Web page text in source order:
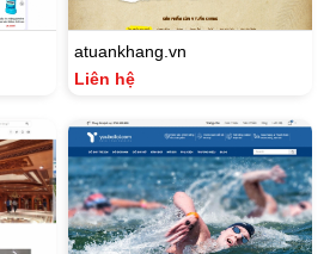
atuankhang.vn
Liên hệ